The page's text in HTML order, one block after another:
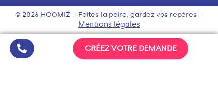
© 2026 HOOMIZ – Faites la paire, gardez vos repères –
Mentions légales
CRÉEZ VOTRE DEMANDE